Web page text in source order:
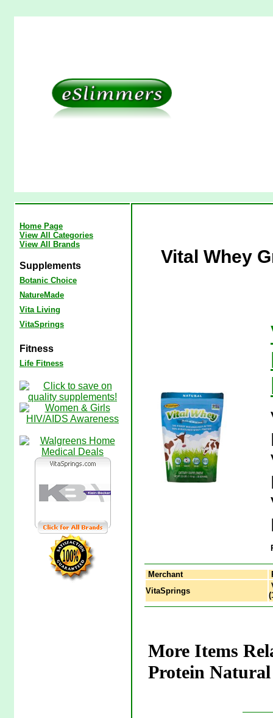
Home Page
View All Categories
View All Brands
Supplements
Botanic Choice
NatureMade
Vita Living
VitaSprings
Fitness
Life Fitness
Vital Whey
Merchant
VitaSprings
More Items
Protein